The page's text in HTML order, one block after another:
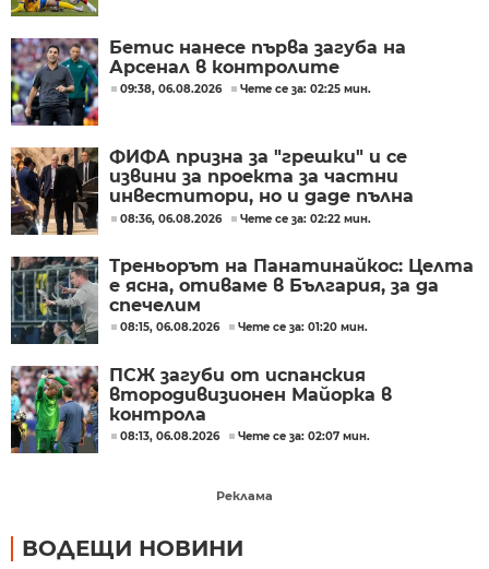
Бетис нанесе първа загуба на
Арсенал в контролите
09:38, 06.08.2026 Чете се за: 02:25 мин.
ФИФА призна за "грешки" и се
извини за проекта за частни
инвеститори, но и даде пълна
подкрепа за Джани Инфантино
08:36, 06.08.2026 Чете се за: 02:22 мин.
Треньорът на Панатинайкос: Целта
е ясна, отиваме в България, за да
спечелим
08:15, 06.08.2026 Чете се за: 01:20 мин.
ПСЖ загуби от испанския
втородивизионен Майорка в
контрола
08:13, 06.08.2026 Чете се за: 02:07 мин.
Реклама
ВОДЕЩИ НОВИНИ